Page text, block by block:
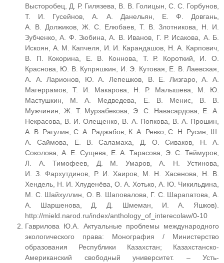
Высторобец, Д. Р. Гилязева, В. В. Голицын, С. С. Горбунов,
Т. И. Гусейнов, А. А. Данельян, Е. Ф. Довгань,
А. В. Должиков, Ж. С. Елюбаев, Т. В. Злотникова, Н. И.
Зубченко, А. Ф. Зюбина, А. В. Иванов, Г. Р. Исакова, А. Б.
Искоян, А. М. Капчеля, И. И. Карандашов, Н. А. Карпович,
В. П. Кокорина, Е. В. Коннова, Т. Р. Короткий, И. О.
Краснова, Ю. В. Купряшкин, И. Э. Кутовая, Е. В. Лаевская,
А. А. Ларионов, Ю. А. Лепешков, В. Е. Лизгаро, А. А.
Магеррамов, Т. И. Макарова, Н. Р. Малышева, М. Ю.
Мастушкин, М. А. Медведева, Е. В. Менис, В. В.
Мужчинин, Ж. Т. Мурзабекова, Э. С. Навасардова, Е. А.
Некрасова, В. И. Олещенко, В. А. Попкова, В. А. Прошин,
А. В. Рагулин, С. А. Раджабов, К. А. Ревко, С. Н. Русин, Ш.
А. Саймова, Е. В. Саламаха, Д. О. Сиваков, Н. А.
Соколова, А. Е. Сущева, Е. А. Тарасова, Э. С. Теймуров,
Л. А. Тимофеев, Д. М. Умаров, А. Н. Устинова,
И. З. Фархутдинов, Р. И. Хаиров, М. Н. Хасенова, Н. В.
Хендель, Н. И. Хлуденёва, О. А. Хотько, А. Ю. Чикильдина,
М. С. Шайхуллин, О. В. Шаповалова, Г. С. Шарапатова, А.
А. Шаршенова, Д. Д. Шмеман, И. А. Яшков).
http://mield.narod.ru/index/anthology_of_interecolaw/0-10
Гаврилова Ю.А. Актуальные проблемы международного
экологического права: Монография / Министерство
образования Республики Казахстан; Казахстанско-
Американский свободный университет. – Усть-